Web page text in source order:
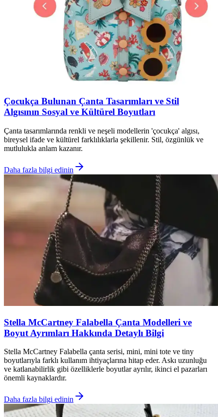
Çocukça Bulunan Çanta Tasarımları ve Stil
Algısının Sosyal ve Kültürel Boyutları
Çanta tasarımlarında renkli ve neşeli modellerin 'çocukça' algısı,
bireysel ifade ve kültürel farklılıklarla şekillenir. Stil, özgünlük ve
mutlulukla anlam kazanır.
Daha fazla bilgi edinin
Stella McCartney Falabella Çanta Modelleri ve
Boyut Ayrımları Hakkında Detaylı Bilgi
Stella McCartney Falabella çanta serisi, mini, mini tote ve tiny
boyutlarıyla farklı kullanım ihtiyaçlarına hitap eder. Askı uzunluğu
ve katlanabilirlik gibi özelliklerle boyutlar ayrılır, ikinci el pazarları
önemli kaynaklardır.
Daha fazla bilgi edinin